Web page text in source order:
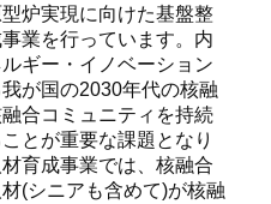
炉実現に向けた基盤整
業を行っています。内
ギー・イノベーション
が国の2030年代の核融
合コミュニティを持続
とが重要な課題となり
育成事業では、核融合
(シニアも含めて)が核融